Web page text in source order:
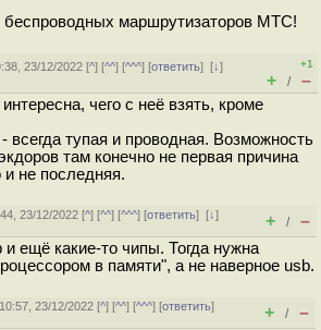
беспроводных маршрутизаторов МТС!
23/12/2022 [^] [^^] [^^^] [ответить][↓]
+1
+ / –
чего с неё взять, кроме
всегда тупая и проводная. Возможность
там конечно не первая причина
и не последняя.
23/12/2022 [^] [^^] [^^^] [ответить][↓]
+ / –
и ещё какие-то чипы. Тогда нужна
в памяти", а не наверное usb.
23/12/2022 [^] [^^] [^^^] [ответить]
+ / –